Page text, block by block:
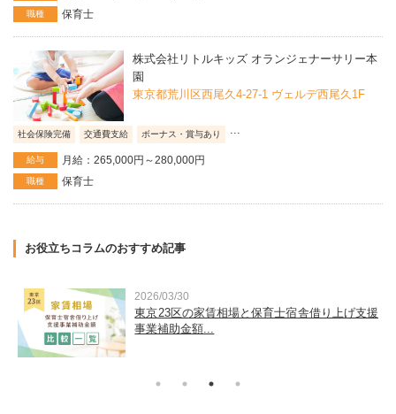
職種 保育士
株式会社リトルキッズ オランジェナーサリー本
園
東京都荒川区西尾久4-27-1 ヴェルデ西尾久1F
社会保険完備 交通費支給 ボーナス・賞与あり
給与 月給：265,000円～280,000円
職種 保育士
お役立ちコラムのおすすめ記事
2026/03/30
東京23区の家賃相場と保育士宿舎借り上げ支援
事業補助金額...